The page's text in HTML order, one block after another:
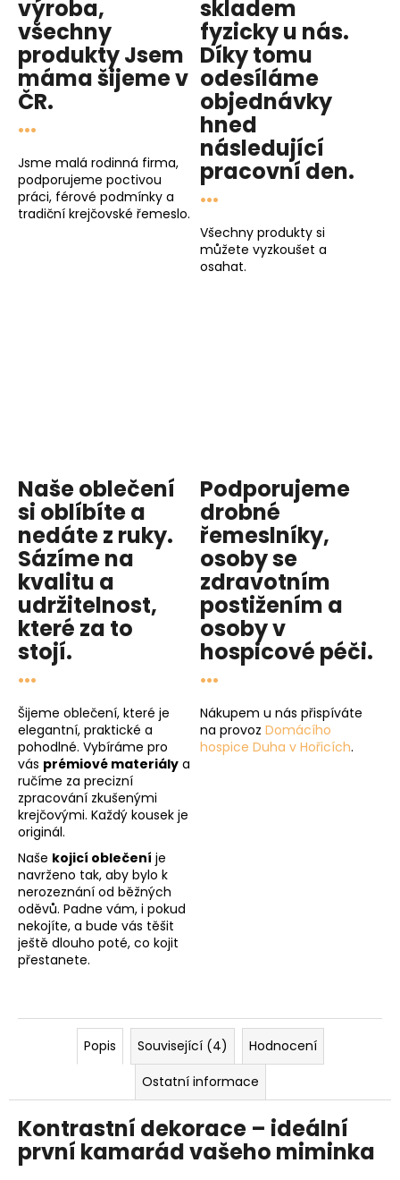
výroba,
všechny
produktyJsem
mámašijeme v
ČR.
...
Jsme malá rodinná firma,
podporujeme poctivou
práci, férové podmínky a
tradiční krejčovské řemeslo.
skladem
fyzicky u nás.
Díky tomu
odesíláme
objednávky
hned
následující
pracovní den.
...
Všechny produkty si
můžete vyzkoušet a
osahat.
Naše oblečení
si oblíbíte a
nedáte z ruky.
Sázíme na
kvalitu a
udržitelnost,
které za to
stojí.
...
Šijeme oblečení, které je
elegantní, praktické a
pohodlné. Vybíráme pro
vás prémiové materiály a
ručíme za precizní
zpracování zkušenými
krejčovými. Každý kousek je
originál.
Naše kojicí oblečení je
navrženo tak, aby bylo k
nerozeznání od běžných
oděvů. Padne vám, i pokud
nekojíte, a bude vás těšit
ještě dlouho poté, co kojit
přestanete.
Podporujeme
drobné
řemeslníky,
osoby se
zdravotním
postižením a
osoby v
hospicové péči.
...
Nákupem u nás přispíváte
na provoz Domácího
hospice Duha v Hořicích.
Popis Související (4)
Hodnocení
Ostatní informace
Kontrastní dekorace – ideální
první kamarád vašeho miminka